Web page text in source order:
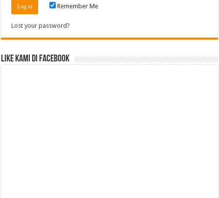
Remember Me
Lost your password?
Like Kami di Facebook